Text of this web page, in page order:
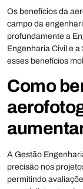
Os benefícios da
campo da
profundamente a
Engenharia Civil e
esses benefícios
Como
A Gestão
precisão nos
permitindo